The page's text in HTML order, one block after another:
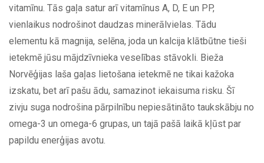
vitamīnu. Tās gaļa satur arī vitamīnus A, D, E un PP,
vienlaikus nodrošinot daudzas minerālvielas. Tādu
elementu kā magnija, selēna, joda un kalcija klātbūtne tieši
ietekmē jūsu mājdzīvnieka veselības stāvokli. Bieža
Norvēģijas laša gaļas lietošana ietekmē ne tikai kažoka
izskatu, bet arī pašu ādu, samazinot iekaisuma risku. Šī
zivju suga nodrošina pārpilnību nepiesātināto taukskābju no
omega-3 un omega-6 grupas, un tajā pašā laikā kļūst par
papildu enerģijas avotu.